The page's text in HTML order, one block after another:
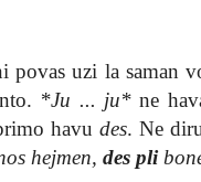
uzi la saman
*Ju ... ju* ne
havu des. Ne
hejmen,des pli